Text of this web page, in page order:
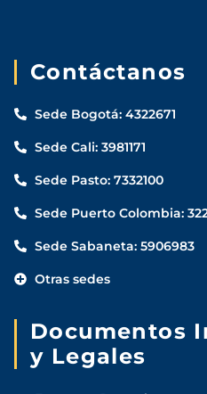
Contáctanos
Sede Bogotá: 4322671
Sede Cali: 3981171
Sede Pasto: 7332100
Sede Puerto Colombia:
Sede Sabaneta: 5906983
Otras sedes
Documentos
y Legales